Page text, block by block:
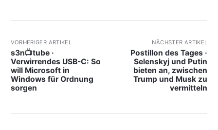
VORHERIGER ARTIKEL
s3n📺tube ·
Verwirrendes USB-C: So
will Microsoft in
Windows für Ordnung
sorgen
NÄCHSTER ARTIKEL
Postillon des Tages ·
Selenskyj und Putin
bieten an, zwischen
Trump und Musk zu
vermitteln